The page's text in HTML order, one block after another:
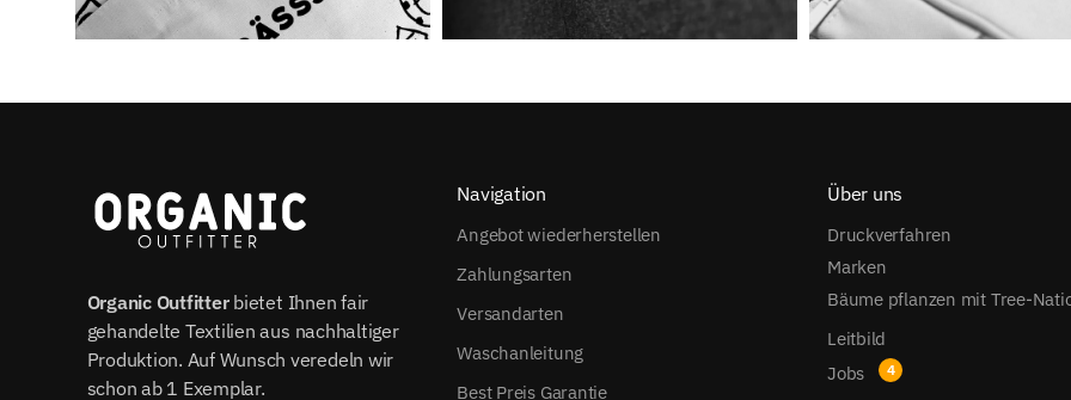
Organic Outfitterbietet Ihnen fair
gehandelte Textilien aus nachhaltiger
Produktion. Auf Wunsch veredeln wir
schon ab 1 Exemplar.
Navigation
Angebot wiederherstellen
Zahlungsarten
Versandarten
Waschanleitung
Best Preis Garantie
Über uns
Druckverfahren
Marken
Bäume pflanzen mit Tree-
Leitbild
Jobs